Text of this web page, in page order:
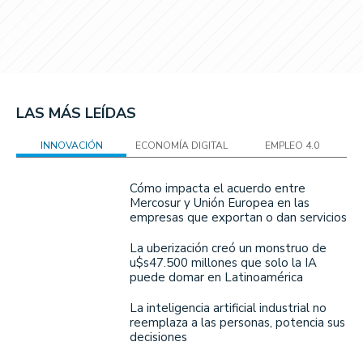
LAS MÁS LEÍDAS
INNOVACIÓN ECONOMÍA DIGITAL EMPLEO 4.0
Cómo impacta el acuerdo entre
Mercosur y Unión Europea en las
empresas que exportan o dan servicios
La uberización creó un monstruo de
u$s47.500 millones que solo la IA
puede domar en Latinoamérica
La inteligencia artificial industrial no
reemplaza a las personas, potencia sus
decisiones